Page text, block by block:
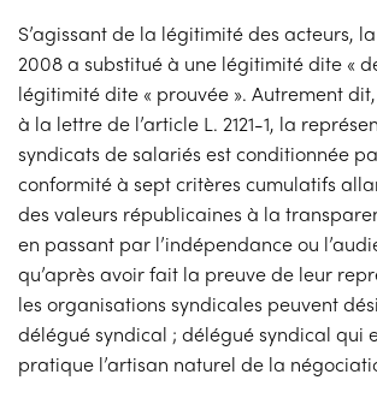
S’agissant de la légitimité des acteurs,
2008 a substitué à une légitimité dite «
légitimité dite « prouvée ». Autrement
à la lettre de l’article L. 2121-1, la
syndicats de salariés est conditionnée
conformité à sept critères cumulatifs
des valeurs républicaines à la
en passant par l’indépendance ou
qu’après avoir fait la preuve de leur
les organisations syndicales peuvent
délégué syndical ; délégué syndical qui
pratique l’artisan naturel de la